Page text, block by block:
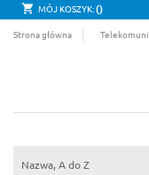
MÓJ KOSZYK:0
Strona główna
Nazwa, A do Z